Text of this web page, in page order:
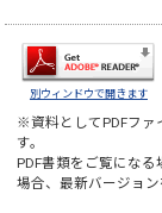
別ウィンドウで開きます
※資料としてPDFファ
す。
PDF書類をご覧になる
場合、最新バージョン